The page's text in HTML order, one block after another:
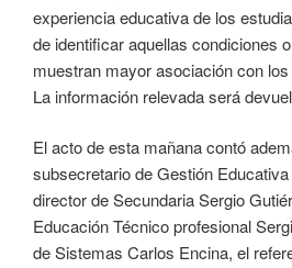
experiencia educativa de los
de identificar aquellas condiciones
muestran mayor asociación con
La información relevada será
El acto de esta mañana contó
subsecretario de Gestión
director de Secundaria Sergio
Educación Técnico profesional
de Sistemas Carlos Encina, el